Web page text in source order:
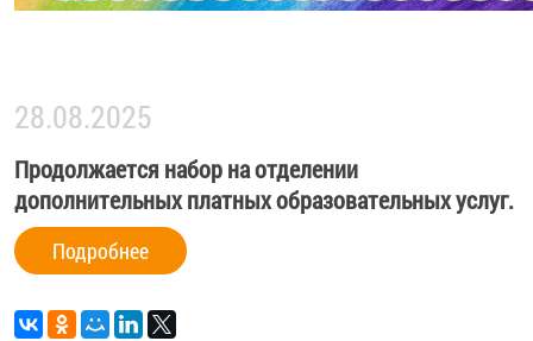
28.08.2025
Продолжается набор на отделении
дополнительных платных образовательных услуг.
Подробнее